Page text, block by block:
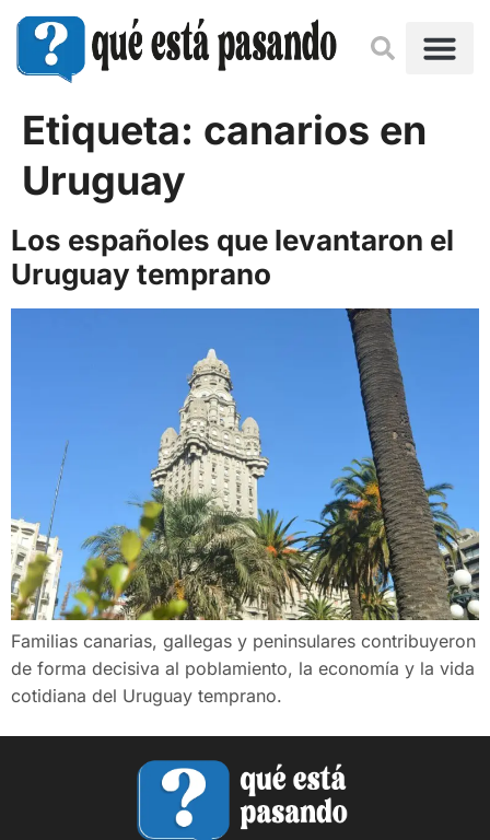
Etiqueta: canarios en
Uruguay
Los españoles que levantaron el
Uruguay temprano
Familias canarias, gallegas y peninsulares contribuyeron
de forma decisiva al poblamiento, la economía y la vida
cotidiana del Uruguay temprano.